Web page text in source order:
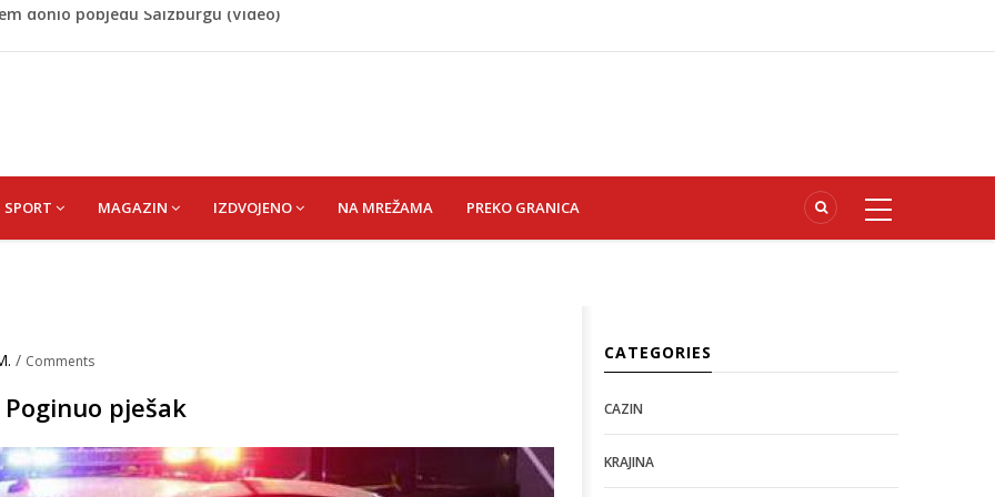
obilježena 31. godišnjica deblokade Unsko-sanskog
Vatrogasci nadljudskim naporima spriječili veću
donio pobjedu Salzburgu (Video)
SPORT MAGAZIN IZDVOJENO NA MREŽAMA PREKO GRANICA
/ Comments
pješak
CATEGORIES
CAZIN
KRAJINA